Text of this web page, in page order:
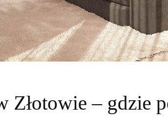
Złotowie – gdzie